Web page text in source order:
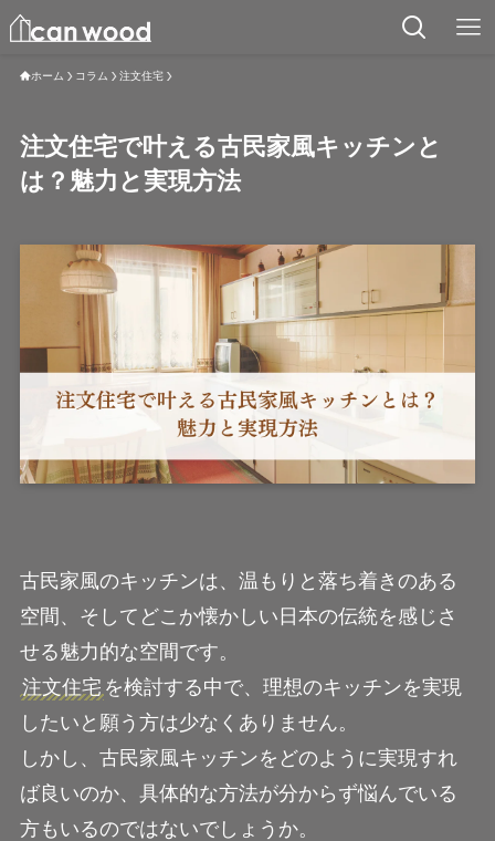
ホーム コラム 注文住宅
注文住宅で叶える古民家風キッチンと
は？魅力と実現方法
古民家風のキッチンは、温もりと落ち着きのある
空間、そしてどこか懐かしい日本の伝統を感じさ
せる魅力的な空間です。
注文住宅 を検討する中で、理想のキッチンを実現
したいと願う方は少なくありません。
しかし、古民家風キッチンをどのように実現すれ
ば良いのか、具体的な方法が分からず悩んでいる
方もいるのではないでしょうか。